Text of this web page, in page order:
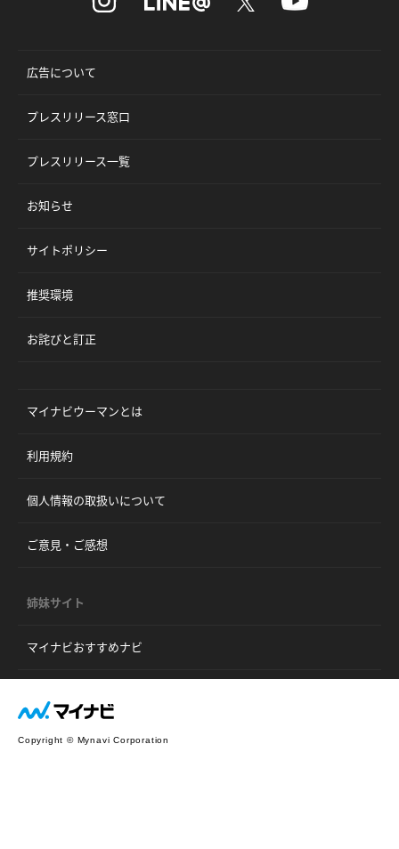
広告について
プレスリリース窓口
プレスリリース一覧
お知らせ
サイトポリシー
推奨環境
お詫びと訂正
マイナビウーマンとは
利用規約
個人情報の取扱いについて
ご意見・ご感想
姉妹サイト
マイナビおすすめナビ
Copyright © Mynavi Corporation